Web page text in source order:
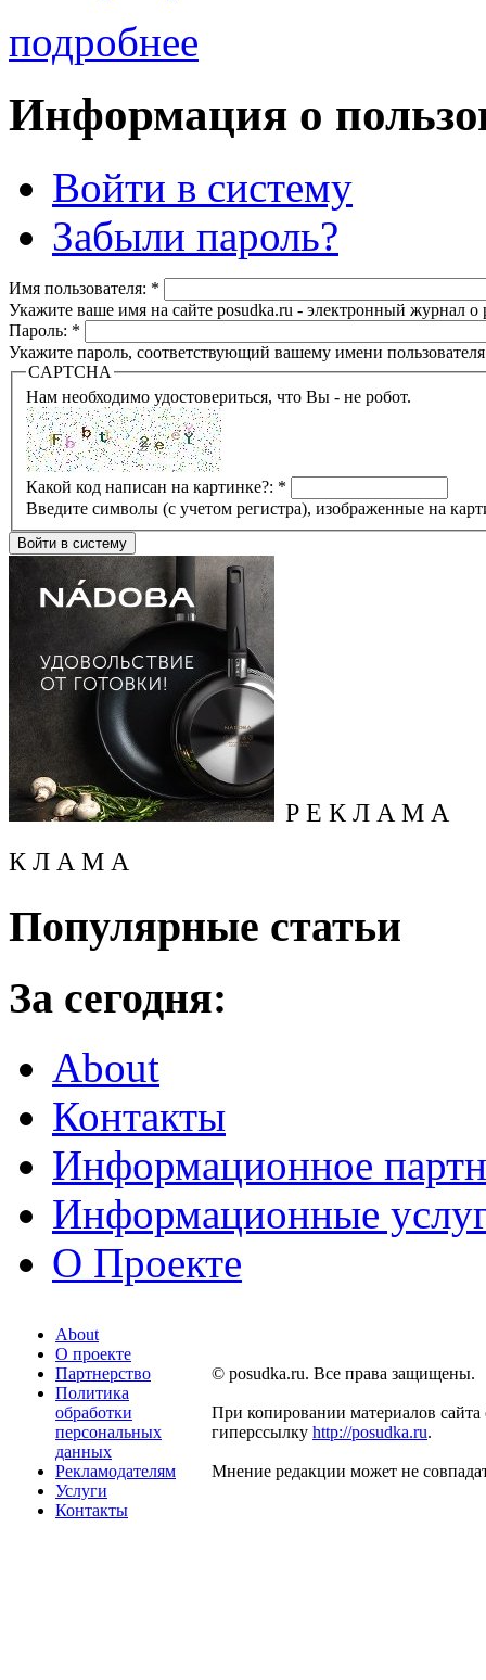
подробнее
Информация о
Войти в систему
Забыли пароль?
Имя пользователя: *
Укажите ваше имя на сайте posudka.ru - электронный журнал
Пароль: *
Укажите пароль, соответствующий вашему имени
CAPTCHA
Нам необходимо удостовериться, что Вы - не робот.
Какой код написан на картинке?: *
Введите символы (с учетом регистра), изображенные на
Р Е К Л А М А
К Л А М А
Популярные статьи
За сегодня:
About
Контакты
Информационное
Информационные
О Проекте
About
О проекте
Партнерство
Политика
обработки
персональных
данных
Рекламодателям
Услуги
Контакты
© posudka.ru. Все права защищены.
При копировании материалов сайта
гиперссылку http://posudka.ru.
Мнение редакции может не